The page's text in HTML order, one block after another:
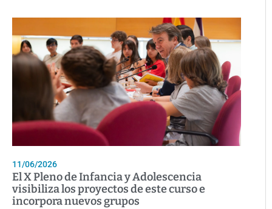
11/06/2026
El X Pleno de Infancia y Adolescencia
visibiliza los proyectos de este curso e
incorpora nuevos grupos